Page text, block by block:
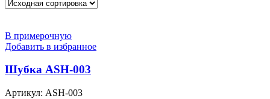
В примерочную
Добавить в избранное
Шубка ASH-003
Артикул: ASH-003